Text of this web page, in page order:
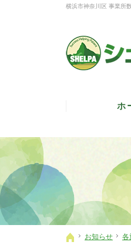
横浜市神奈川区 事業所
ホーム
お知らせ 各
ホ